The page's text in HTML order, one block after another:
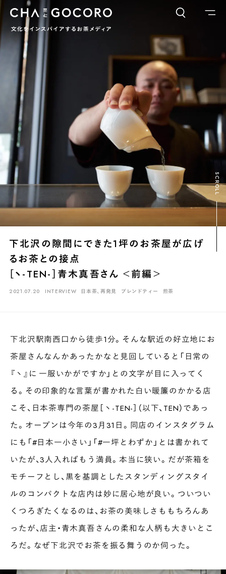
カテゴリでさがす
INTERVIEW CHAGOCORO TALK イベント 日本茶、再発見
茶と器 茶のつくり手たち Ocha SURU? Lab.
PAUSE & INSPIRE ファーストプレイスで、お茶を COLUMN
COLOURS BY CHAGOCORO
ブレンドティー 釜炒り茶 番茶 台湾茶 抹茶
ハーブティー 白葉茶 玉露 碾茶
白茶 烏龍茶 ミルクティー かぶせ茶 茶外茶
新潟 神奈川 群馬 栃木 島根 福岡
岐阜 三重 鹿児島 長崎 京都 山梨 石川
香川 岡山 広島
下北沢の隙間にできた1坪のお茶屋が広げ
るお茶との接点
［ヽ-TEN-］青木真吾さん ＜前編＞
2021.07.20 INTERVIEW 日本茶、再発見 ブレンドティー 煎茶
SCROLL
下北沢駅南西口から徒歩1分。そんな駅近の好立地にお
茶屋さんなんかあったかなと見回していると「日常の
『ヽ』に 一服いかがですか」との文字が目に入ってく
る。その印象的な言葉が書かれた白い暖簾のかかる店
こそ、日本茶専門の茶屋［ヽ-TEN-］（以下、TEN）であっ
た。オープンは今年の3月31日。同店のインスタグラム
にも「#日本一小さい」「#一坪とわずか」とは書かれて
いたが、3人入ればもう満員。本当に狭い。だが茶箱を
モチーフとし、黒を基調としたスタンディングスタイ
ルのコンパクトな店内は妙に居心地が良い。ついつい
くつろぎたくなるのは、お茶の美味しさももちろんあ
ったが、店主・青木真吾さんの柔和な人柄も大きいとこ
ろだ。なぜ下北沢でお茶を振る舞うのか伺った。